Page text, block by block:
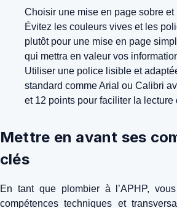
Choisir une mise en page sobre et
Évitez les couleurs vives et les
plutôt pour une mise en page
qui mettra en valeur vos
Utiliser une police lisible et
standard comme Arial ou Calibri
et 12 points pour faciliter la lecture
Mettre en avant ses
clés
En tant que plombier à l’APHP,
compétences techniques et